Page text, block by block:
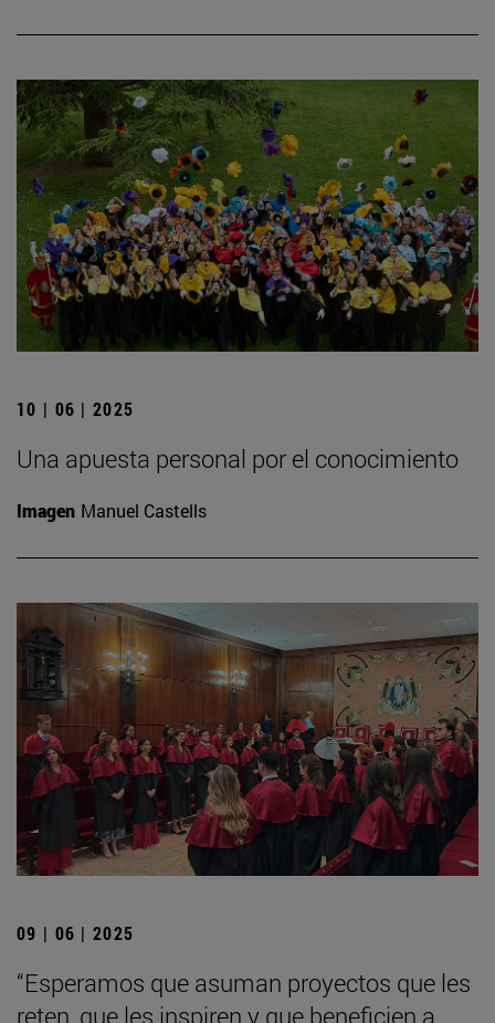
10 | 06 | 2025
Una apuesta personal por el conocimiento
Imagen Manuel Castells
09 | 06 | 2025
“Esperamos que asuman proyectos que les
reten, que les inspiren y que beneficien a